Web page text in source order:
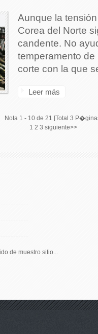
Aunque la
Corea del Norte
candente. No
temperamento
corte con la que
Leer más
Nota 1 - 10 de 21 [Total 3
1 2 3 siguiente>>
de muestro sitio...